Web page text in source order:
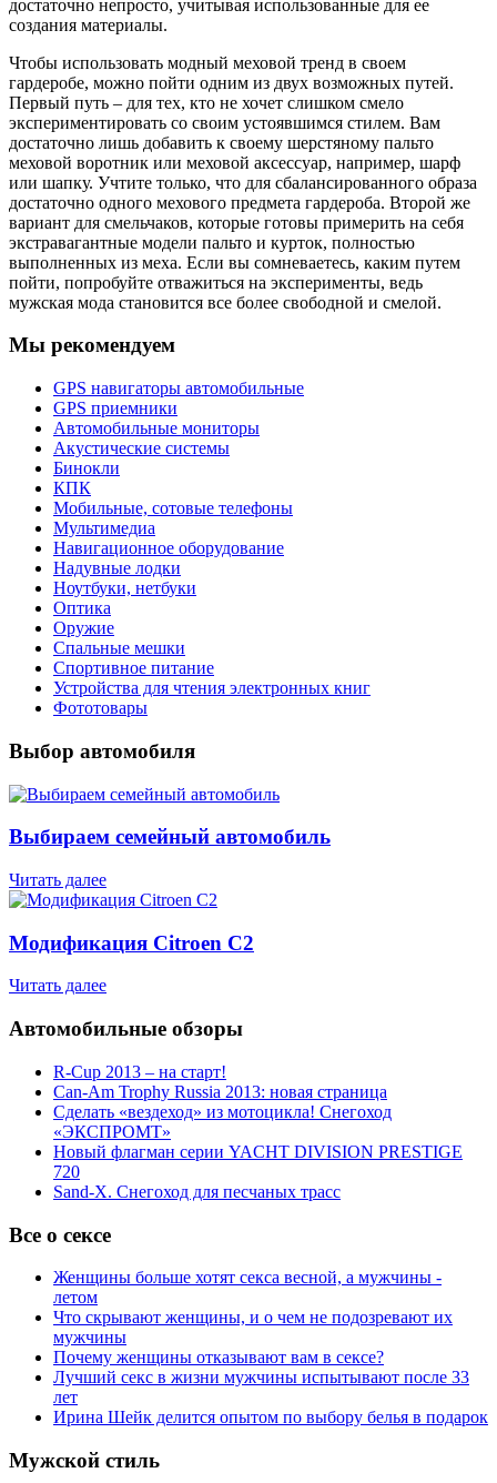
достаточно непросто, учитывая использованные для ее
создания материалы.
Чтобы использовать модный меховой тренд в своем
гардеробе, можно пойти одним из двух возможных путей.
Первый путь – для тех, кто не хочет слишком смело
экспериментировать со своим устоявшимся стилем. Вам
достаточно лишь добавить к своему шерстяному пальто
меховой воротник или меховой аксессуар, например, шарф
или шапку. Учтите только, что для сбалансированного образа
достаточно одного мехового предмета гардероба. Второй же
вариант для смельчаков, которые готовы примерить на себя
экстравагантные модели пальто и курток, полностью
выполненных из меха. Если вы сомневаетесь, каким путем
пойти, попробуйте отважиться на эксперименты, ведь
мужская мода становится все более свободной и смелой.
Мы рекомендуем
GPS навигаторы автомобильные
GPS приемники
Автомобильные мониторы
Акустические системы
Бинокли
КПК
Мобильные, сотовые телефоны
Мультимедиа
Навигационное оборудование
Надувные лодки
Ноутбуки, нетбуки
Оптика
Оружие
Спальные мешки
Спортивное питание
Устройства для чтения электронных книг
Фототовары
Выбор автомобиля
Выбираем семейный автомобиль
Читать далее
Модификация Citroen С2
Читать далее
Автомобильные обзоры
R-Cup 2013 – на старт!
Can-Am Trophy Russia 2013: новая страница
Сделать «вездеход» из мотоцикла! Снегоход
«ЭКСПРОМТ»
Новый флагман серии YACHT DIVISION PRESTIGE
720
Sand-X. Снегоход для песчаных трасс
Все о сексе
Женщины больше хотят секса весной, а мужчины -
летом
Что скрывают женщины, и о чем не подозревают их
мужчины
Почему женщины отказывают вам в сексе?
Лучший секс в жизни мужчины испытывают после 33
лет
Ирина Шейк делится опытом по выбору белья в подарок
Мужской стиль